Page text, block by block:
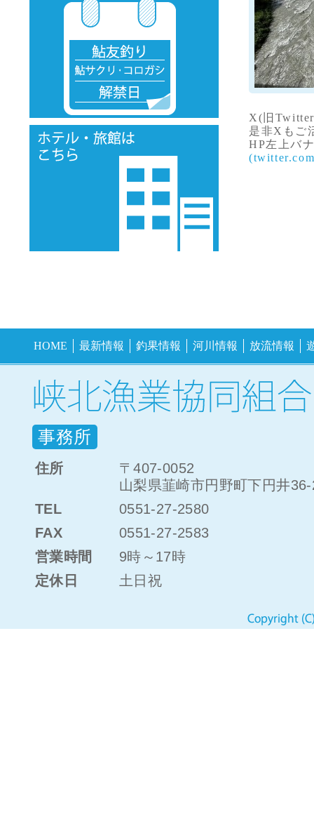
X(旧
是非Xもご
HP左上バ
HOME 最新情報 釣果情報 河川情報 放流情報
事務所
住所
〒407-0052
山梨県韮崎市円野町下円井
TEL
0551-27-2580
FAX
0551-27-2583
営業時間
9時～17時
定休日
土日祝